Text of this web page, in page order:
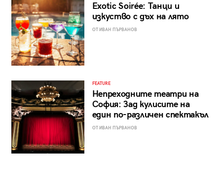
Exotic Soirée: Танци и
изкуство с дъх на лято
ОТ ИВАН ПЪРВАНОВ
FEATURE
Непреходните театри на
София: Зад кулисите на
един по-различен спектакъл
ОТ ИВАН ПЪРВАНОВ